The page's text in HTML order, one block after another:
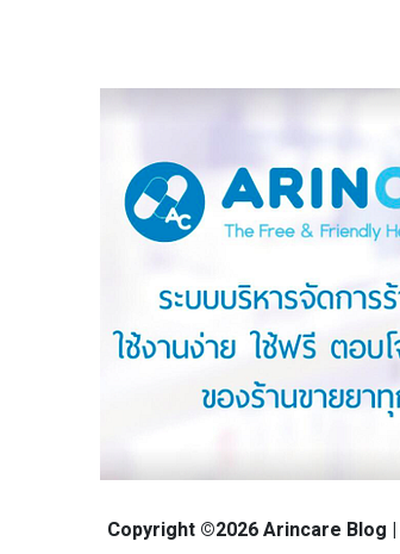
Copyright ©2026 Arincare Blog